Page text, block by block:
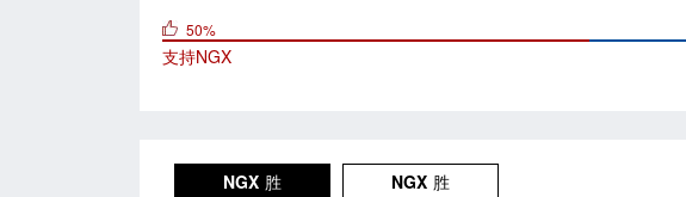
50%
支持NGX
NGX 胜 NGX 胜